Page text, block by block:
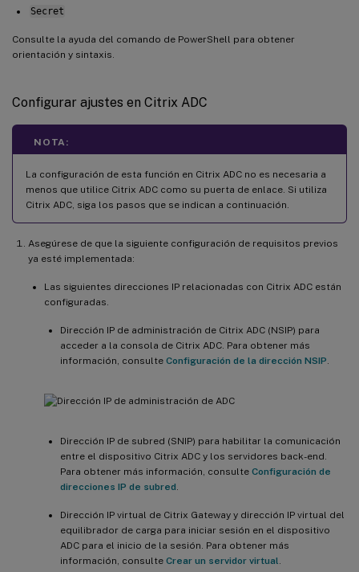
Secret
Consulte la ayuda del comando de PowerShell para obtener
orientación y sintaxis.
Configurar ajustes en Citrix ADC
NOTA:
La configuración de esta función en Citrix ADC no es necesaria a
menos que utilice Citrix ADC como su puerta de enlace. Si utiliza
Citrix ADC, siga los pasos que se indican a continuación.
Asegúrese de que la siguiente configuración de requisitos previos
ya esté implementada:
Las siguientes direcciones IP relacionadas con Citrix ADC están
configuradas.
Dirección IP de administración de Citrix ADC (NSIP) para
acceder a la consola de Citrix ADC. Para obtener más
información, consulte Configuración de la dirección NSIP
Dirección IP de subred (SNIP) para habilitar la comunicación
entre el dispositivo Citrix ADC y los servidores back-end.
Para obtener más información, consulte Configuración de
direcciones IP de subred
Dirección IP virtual de Citrix Gateway y dirección IP virtual del
equilibrador de carga para iniciar sesión en el dispositivo
ADC para el inicio de la sesión. Para obtener más
información, consulte Crear un servidor virtual